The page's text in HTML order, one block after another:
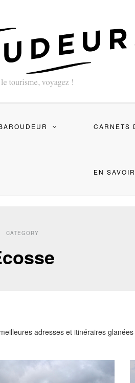
CARNETS
EN
CATEGORY
adresses et itinéraires